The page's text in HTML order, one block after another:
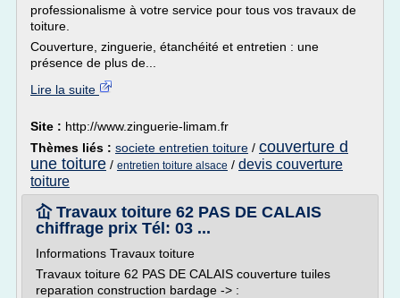
professionalisme à votre service pour tous vos travaux de
toiture.
Couverture, zinguerie, étanchéité et entretien : une
présence de plus de...
Lire la suite
Site : http://www.zinguerie-limam.fr
Thèmes liés : societe entretien toiture / couverture d
une toiture / entretien toiture alsace / devis couverture
toiture
屳 Travaux toiture 62 PAS DE CALAIS
chiffrage prix Tél: 03 ...
Informations Travaux toiture
Travaux toiture 62 PAS DE CALAIS couverture tuiles
reparation construction bardage -> :